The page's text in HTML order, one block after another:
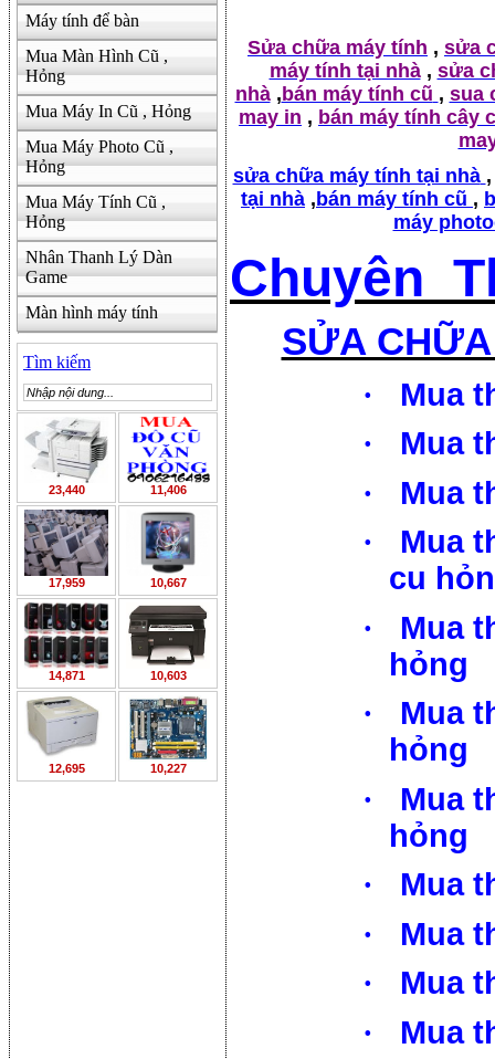
Máy tính để bàn
Mua Màn Hình Cũ ,
Hỏng
Mua Máy In Cũ , Hỏng
Mua Máy Photo Cũ ,
Hỏng
Mua Máy Tính Cũ ,
Hỏng
Nhân Thanh Lý Dàn
Game
Màn hình máy tính
Tìm kiếm
23,440 11,406
17,959 10,667
14,871 10,603
12,695 10,227
Sửa chữa máy tính , sửa
máy tính tại nhà , sửa
nhà ,bán máy tính cũ , sua
may in , bán máy tính cây
sửa chữa máy tính tại nhà ,
tại nhà , bán máy tính cũ ,
máy
Chuyên
SỬA
·
Mua
·
Mua
·
Mua
·
Mua
cu
·
Mua
hỏng
·
Mua
hỏng
·
Mua
hỏng
·
Mua
·
Mua
·
Mua
·
Mua